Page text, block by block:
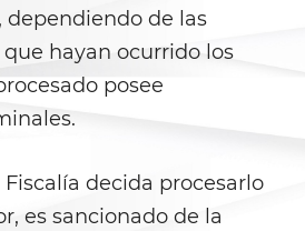
Disposition Hearings
Informal Diversion
Three Strikes Law
dependiendo de las
hayan ocurrido los
posee
decida procesarlo
es sancionado de la